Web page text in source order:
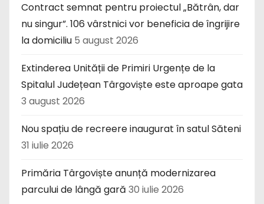
Contract semnat pentru proiectul „Bătrân, dar
nu singur”. 106 vârstnici vor beneficia de îngrijire
la domiciliu 5 august 2026
Extinderea Unității de Primiri Urgențe de la
Spitalul Județean Târgoviște este aproape gata
3 august 2026
Nou spațiu de recreere inaugurat în satul Săteni
31 iulie 2026
Primăria Târgoviște anunță modernizarea
parcului de lângă gară 30 iulie 2026